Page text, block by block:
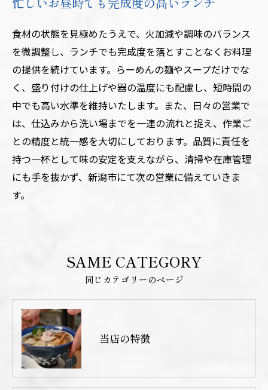
食材の状態を見極めたうえで、火加減や調味のバランス
を微調整し、ランチでも完成度を落とすことなくお料理
の提供を続けています。らーめんの麺やスープだけでな
く、盛り付けの仕上げや器の温度にも配慮し、短時間の
中でも高い水準を維持いたします。また、日々の営業で
は、仕込みから洗い場までを一連の流れと捉え、作業ご
との精度と統一感を大切にしております。品質に責任を
持つ一杯として味の安定を支えながら、清掃や在庫管理
にも手を抜かず、新潟市にて次の営業に備えていきま
す。
同じカテゴリーのページ
SAME CATEGORY
当店の特徴